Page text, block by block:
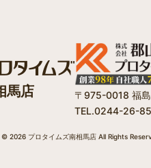
馬店
〒975-0018 福
TEL.0244-26-
2026 プロタイムズ南相馬店 All Rights